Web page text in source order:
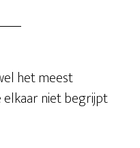
het meest
elkaar niet begrijpt